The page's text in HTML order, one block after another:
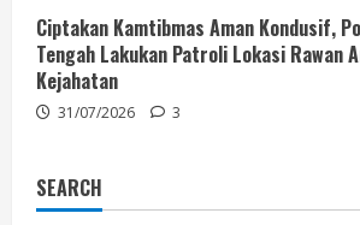
Ciptakan Kamtibmas Aman Kondusif,
Tengah Lakukan Patroli Lokasi Rawan
Kejahatan
31/07/2026 3
SEARCH